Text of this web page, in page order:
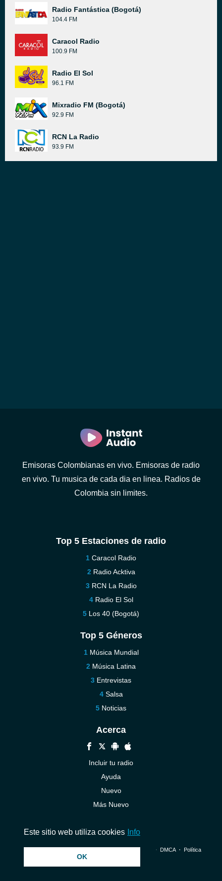
Radio Fantástica (Bogotá)
104.4 FM
Caracol Radio
100.9 FM
Radio El Sol
96.1 FM
Mixradio FM (Bogotá)
92.9 FM
RCN La Radio
93.9 FM
Emisoras Colombianas en vivo. Emisoras de radio
en vivo. Tu musica de cada dia en linea. Radios de
Colombia sin limites.
Top 5 Estaciones de radio
Caracol Radio
Radio Acktiva
RCN La Radio
Radio El Sol
Los 40 (Bogotá)
Top 5 Géneros
Música Mundial
Música Latina
Entrevistas
Salsa
Noticias
Acerca
Incluir tu radio
Ayuda
Nuevo
Más Nuevo
© 2026 InstantAudio. Reservados todos los derechos. ・ DMCA・ Política
Este sitio web utiliza cookies Info
OK